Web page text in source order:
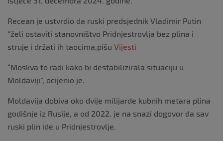
Recean je ustvrdio da ruski predsjednik Vladimir Putin
“želi ostaviti stanovništvo Pridnjestrovlja bez plina i
struje i držati ih taocima,pišu Vijesti
“Moskva to radi kako bi destabilizirala situaciju u
Moldaviji”, ocijenio je.
Moldavija dobiva oko dvije milijarde kubnih metara plina
godišnje iz Rusije, a od 2022. je na snazi dogovor da sav
ruski plin ide u Pridnjestrovlje.